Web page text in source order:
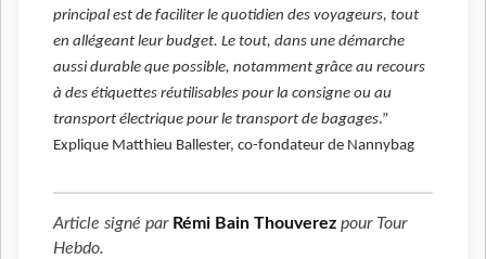
principal est de faciliter le quotidien des voyageurs, tout
en allégeant leur budget. Le tout, dans une démarche
aussi durable que possible, notamment grâce au recours
à des étiquettes réutilisables pour la consigne ou au
transport électrique pour le transport de bagages.”
Explique Matthieu Ballester, co-fondateur de Nannybag
Article signé par Rémi Bain Thouverez pour Tour
Hebdo.